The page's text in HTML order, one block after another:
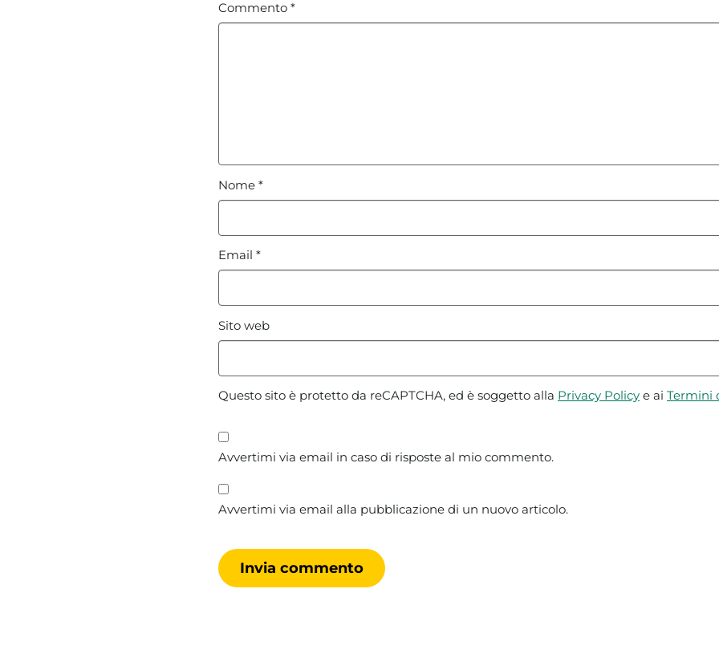
Commento *
Nome *
Email *
Sito web
Questo sito è protetto da reCAPTCHA, ed è soggetto alla Privacy Policy e ai Termini
Avvertimi via email in caso di risposte al mio commento.
Avvertimi via email alla pubblicazione di un nuovo articolo.